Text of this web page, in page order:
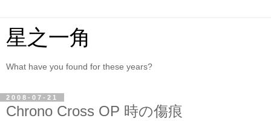
星之一角
What have you found for these years?
2008-07-21
Chrono Cross OP 時の傷痕